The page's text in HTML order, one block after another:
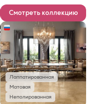
Смотреть коллекцию
Лаппатированная
Матовая
Неполированная